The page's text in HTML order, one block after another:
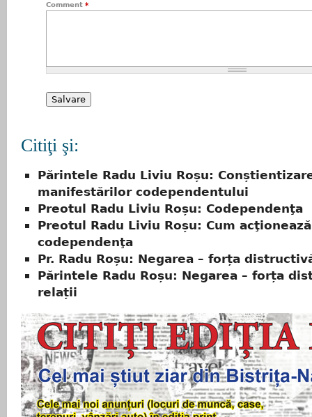
Comment *
Citiţi şi:
Părintele Radu Liviu Roșu:
manifestărilor codependentului
Preotul Radu Liviu Roșu: Codependenţa
Preotul Radu Liviu Roșu: Cum acţionează
codependenţa
Pr. Radu Roșu: Negarea – forța
Părintele Radu Roșu: Negarea – forța
relații